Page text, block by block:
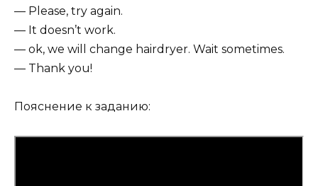
— Please, try again.
— It doesn’t work.
— ok, we will change hairdryer. Wait sometimes.
— Thank you!
Пояснение к заданию: